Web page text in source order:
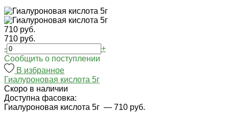
710 руб.
710 руб.
-
+
Cообщить о поступлении
В избранное
Гиалуроновая кислота 5г
Cкоро в наличии
Доступна фасовка:
Гиалуроновая кислота 5г — 710 руб.